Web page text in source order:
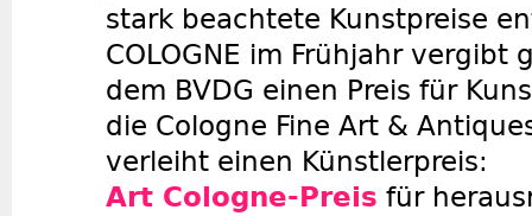
stark beachtete Kunstpreise
COLOGNE im Frühjahr vergibt
dem BVDG einen Preis für
die Cologne Fine Art &
verleiht einen Künstlerpreis:
Art Cologne-Preis für